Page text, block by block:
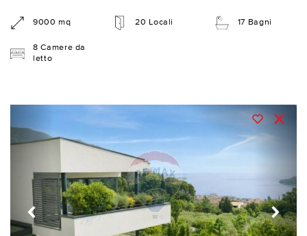
9000 mq 20 Locali 17 Bagni
8 Camere da
letto